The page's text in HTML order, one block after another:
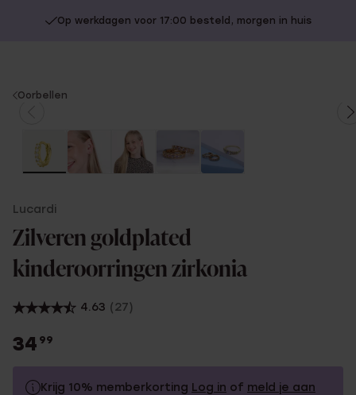
Op werkdagen voor 17:00 besteld, morgen in huis
You
Oorbellen
Lucardi
Zilveren goldplated
kinderoorringen zirkonia
4.63 (27)
34 99
Krijg 10% memberkorting Log in of meld je aan